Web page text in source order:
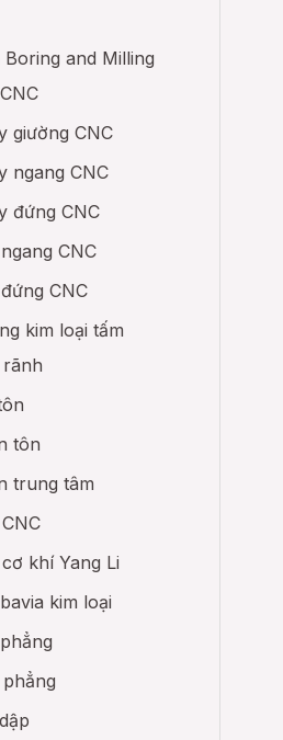
and Milling
giường CNC
ngang CNC
đứng CNC
CNC
CNC
kim loại tấm
tôn
trung tâm
khí Yang Li
kim loại